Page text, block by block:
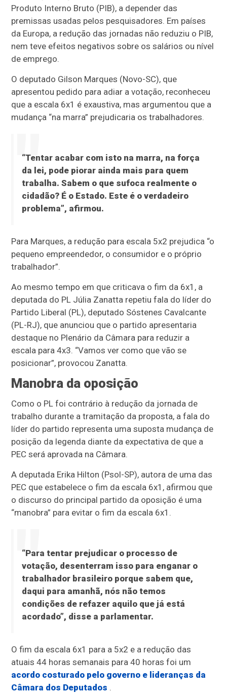
Produto Interno Bruto (PIB), a depender das
premissas usadas pelos pesquisadores. Em países
da Europa, a redução das jornadas não reduziu o PIB,
nem teve efeitos negativos sobre os salários ou nível
de emprego.
O deputado Gilson Marques (Novo-SC), que
apresentou pedido para adiar a votação, reconheceu
que a escala 6x1 é exaustiva, mas argumentou que a
mudança “na marra” prejudicaria os trabalhadores.
“Tentar acabar com isto na marra, na força
da lei, pode piorar ainda mais para quem
trabalha. Sabem o que sufoca realmente o
cidadão? É o Estado. Este é o verdadeiro
problema”, afirmou.
Para Marques, a redução para escala 5x2 prejudica “o
pequeno empreendedor, o consumidor e o próprio
trabalhador”.
Ao mesmo tempo em que criticava o fim da 6x1, a
deputada do PL Júlia Zanatta repetiu fala do líder do
Partido Liberal (PL), deputado Sóstenes Cavalcante
(PL-RJ), que anunciou que o partido apresentaria
destaque no Plenário da Câmara para reduzir a
escala para 4x3. “Vamos ver como que vão se
posicionar”, provocou Zanatta.
Manobra da oposição
Como o PL foi contrário à redução da jornada de
trabalho durante a tramitação da proposta, a fala do
líder do partido representa uma suposta mudança de
posição da legenda diante da expectativa de que a
PEC será aprovada na Câmara.
A deputada Erika Hilton (Psol-SP), autora de uma das
PEC que estabelece o fim da escala 6x1, afirmou que
o discurso do principal partido da oposição é uma
“manobra” para evitar o fim da escala 6x1.
“Para tentar prejudicar o processo de
votação, desenterram isso para enganar o
trabalhador brasileiro porque sabem que,
daqui para amanhã, nós não temos
condições de refazer aquilo que já está
acordado”, disse a parlamentar.
O fim da escala 6x1 para a 5x2 e a redução das
atuais 44 horas semanais para 40 horas foi um
acordo costurado pelo governo e lideranças da
Câmara dos Deputados .